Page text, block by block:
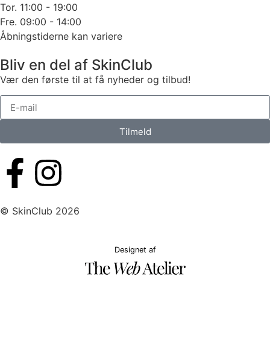
Tor. 11:00 - 19:00
Fre. 09:00 - 14:00
Åbningstiderne kan variere
Bliv en del af SkinClub
Vær den første til at få nyheder og tilbud!
Tilmeld
© SkinClub 2026
Designet af